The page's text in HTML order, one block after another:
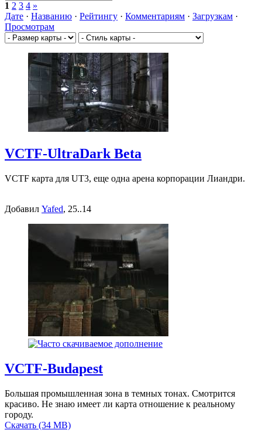
1 2 3 4 »
Дате · Названию · Рейтингу · Комментариям · Загрузкам ·
Просмотрам
VCTF-UltraDark Beta
VCTF карта для UT3, еще одна арена корпорации Лиандри.
Добавил Yafed, 25..14
VCTF-Budapest
Большая промышленная зона в темных тонах. Смотрится
красиво. Не знаю имеет ли карта отношение к реальному
городу.
Скачать (34 MB)